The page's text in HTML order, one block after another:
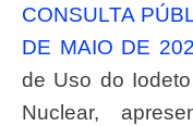
CONSULTA PÚBLICA SCTIE/MS Nº 36, DE 11
DE MAIO DE
de Uso do
Nuclear,